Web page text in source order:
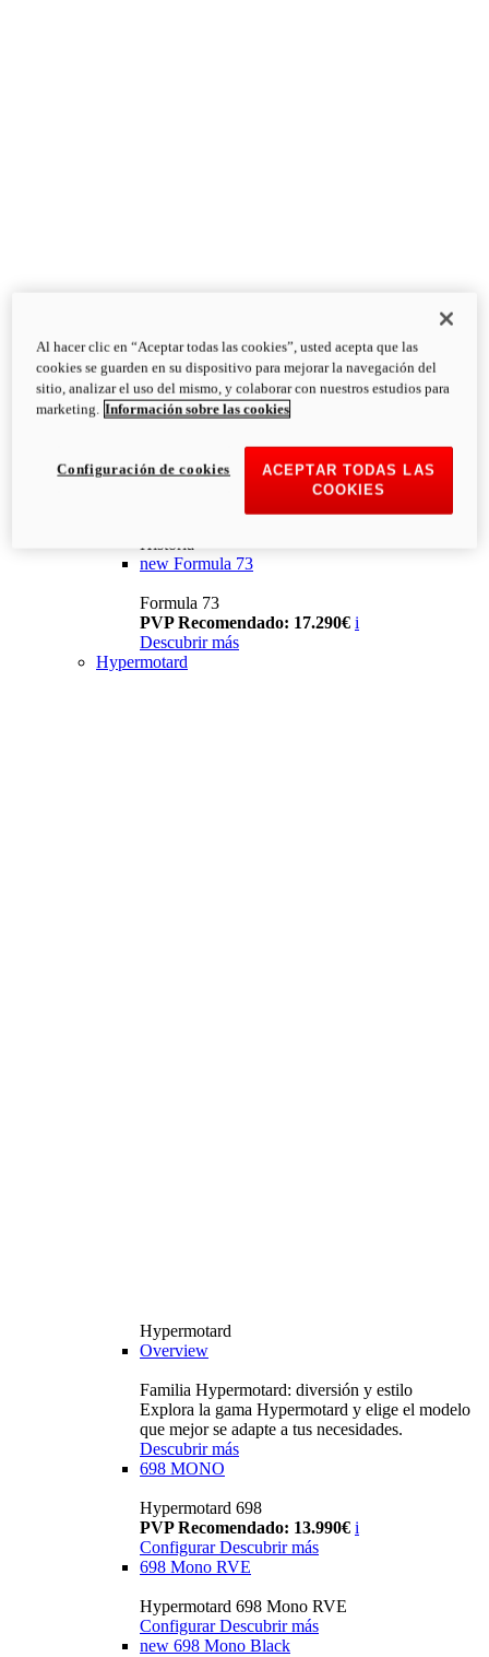
Historia
new Formula 73
Formula 73
PVP Recomendado: 17.290€ i
Descubrir más
Hypermotard
Hypermotard
Overview
Familia Hypermotard: diversión y estilo
Explora la gama Hypermotard y elige el modelo
que mejor se adapte a tus necesidades.
Descubrir más
698 MONO
Hypermotard 698
PVP Recomendado: 13.990€ i
ConfigurarDescubrir más
698 Mono RVE
Hypermotard 698 Mono RVE
Configurar Descubrir más
new 698 Mono Black
Al hacer clic en “Aceptar todas las cookies”, usted acepta que las
cookies se guarden en su dispositivo para mejorar la navegación del
sitio, analizar el uso del mismo, y colaborar con nuestros estudios para
marketing. Información sobre las cookies
ACEPTAR TODAS LAS
COOKIES
Configuración de cookies